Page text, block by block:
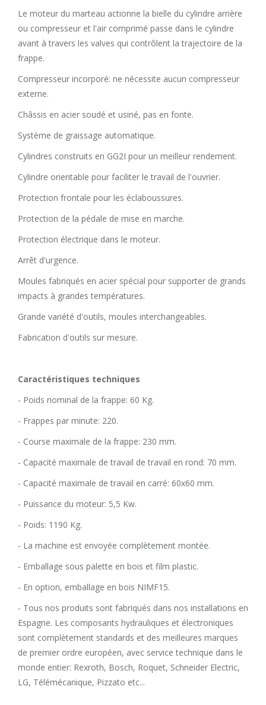
Le moteur du marteau actionne la bielle du cylindre arrière
ou compresseur et l'air comprimé passe dans le cylindre
avant à travers les valves qui contrôlent la trajectoire de la
frappe.
Compresseur incorporé: ne nécessite aucun compresseur
externe.
Châssis en acier soudé et usiné, pas en fonte.
Système de graissage automatique.
Cylindres construits en GG2I pour un meilleur rendement.
Cylindre orientable pour faciliter le travail de l'ouvrier.
Protection frontale pour les éclaboussures.
Protection de la pédale de mise en marche.
Protection électrique dans le moteur.
Arrêt d'urgence.
Moules fabriqués en acier spécial pour supporter de grands
impacts à grandes températures.
Grande variété d'outils, moules interchangeables.
Fabrication d'outils sur mesure.
Caractéristiques techniques
- Poids nominal de la frappe: 60 Kg.
- Frappes par minute: 220.
- Course maximale de la frappe: 230 mm.
- Capacité maximale de travail de travail en rond: 70 mm.
- Capacité maximale de travail en carré: 60x60 mm.
- Puissance du moteur: 5,5 Kw.
- Poids: 1190 Kg.
- La machine est envoyée complètement montée.
- Emballage sous palette en bois et film plastic.
- En option, emballage en bois NIMF15.
- Tous nos produits sont fabriqués dans nos installations en
Espagne. Les composants hydrauliques et électroniques
sont complètement standards et des meilleures marques
de premier ordre européen, avec service technique dans le
monde entier: Rexroth, Bosch, Roquet, Schneider Electric,
LG, Télémécanique, Pizzato etc...